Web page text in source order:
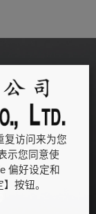
复访问来为您
示您同意使
偏好设定和
按钮。